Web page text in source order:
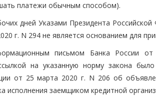
платежи обычным способом).
дней Указами Президента
г. N 294 не является основанием для
письмом Банка России
на указанную норму закона
от 25 марта 2020 г. N 206 об
исполнения заемщиком кредитной